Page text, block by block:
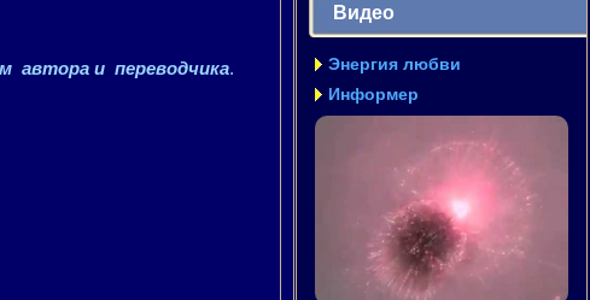
автора и переводчика.
Видео
Энергия любви
Информер